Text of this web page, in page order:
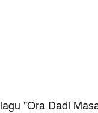
"Ora Dadi